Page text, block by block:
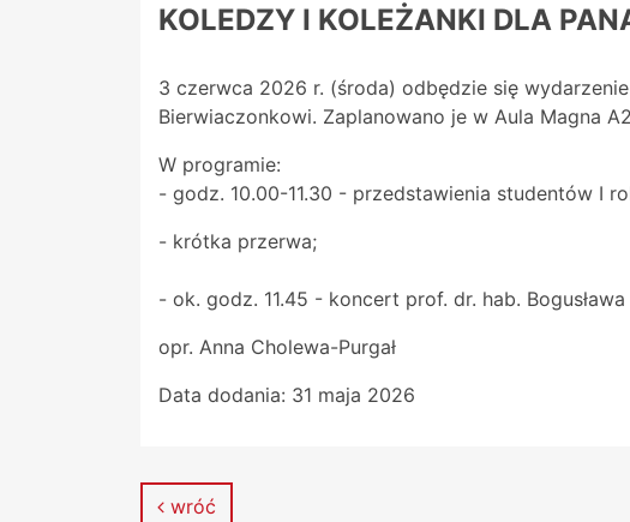
KOLEDZY I KOLEŻANKI DLA
3 czerwca 2026 r. (środa) odbędzie się
Bierwiaczonkowi. Zaplanowano je w Aula Magna
W programie:
- godz. 10.00-11.30 - przedstawienia studentów I
- krótka przerwa;
- ok. godz. 11.45 - koncert prof. dr. hab.
opr. Anna Cholewa-Purgał
Data dodania: 31 maja 2026
wróć